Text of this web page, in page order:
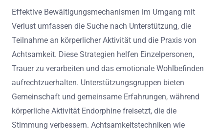
Effektive Bewältigungsmechanismen im Umgang mit
Verlust umfassen die Suche nach Unterstützung, die
Teilnahme an körperlicher Aktivität und die Praxis von
Achtsamkeit. Diese Strategien helfen Einzelpersonen,
Trauer zu verarbeiten und das emotionale Wohlbefinden
aufrechtzuerhalten. Unterstützungsgruppen bieten
Gemeinschaft und gemeinsame Erfahrungen, während
körperliche Aktivität Endorphine freisetzt, die die
Stimmung verbessern. Achtsamkeitstechniken wie